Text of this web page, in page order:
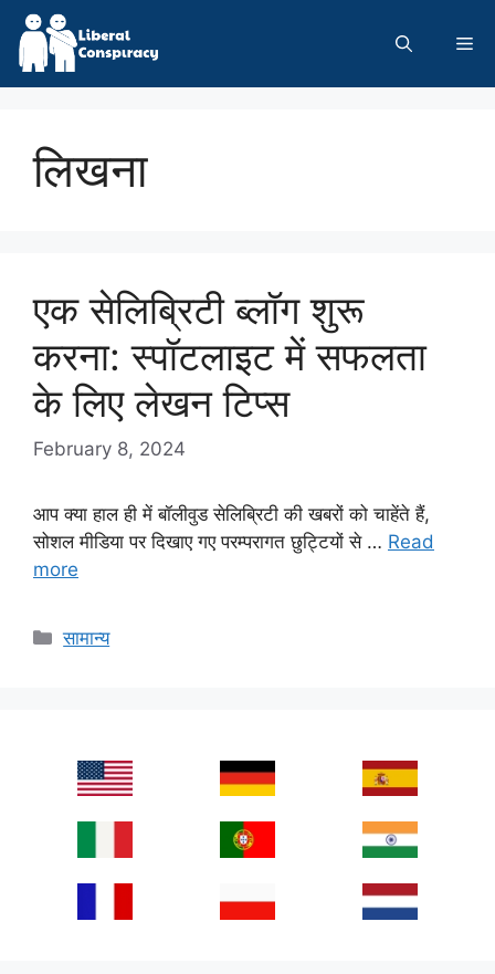
Skip
content
लिखना
एक सेलिब्रिटी ब्लॉग शुरू
करना: स्पॉटलाइट में सफलता
के लिए लेखन टिप्स
February 8, 2024
आप क्या हाल ही में बॉलीवुड सेलिब्रिटी की खबरों को चाहेंते हैं,
सोशल मीडिया पर दिखाए गए परम्परागत छुट्टियों से … Read
more
Categories
सामान्य